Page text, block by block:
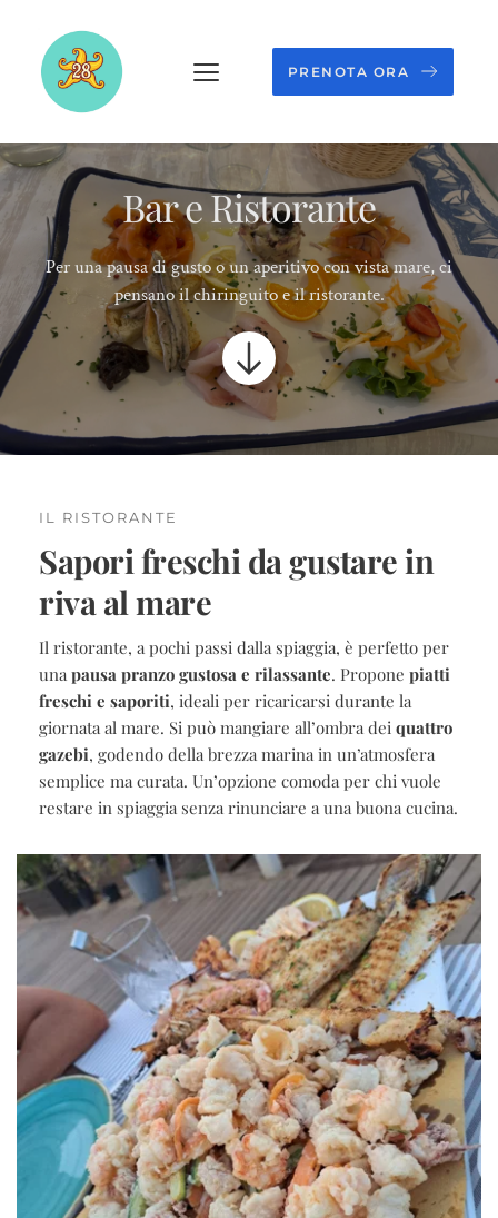
PRENOTA ORA
Bar e Ristorante
Per una pausa di gusto o un aperitivo con vista mare, ci
pensano il chiringuito e il ristorante.
IL RISTORANTE
Sapori freschi da gustare in
riva al mare
Il ristorante, a pochi passi dalla spiaggia, è perfetto per
una pausa pranzo gustosa e rilassante. Propone piatti
freschi e saporiti, ideali per ricaricarsi durante la
giornata al mare. Si può mangiare all’ombra dei quattro
gazebi, godendo della brezza marina in un’atmosfera
semplice ma curata. Un’opzione comoda per chi vuole
restare in spiaggia senza rinunciare a una buona cucina.